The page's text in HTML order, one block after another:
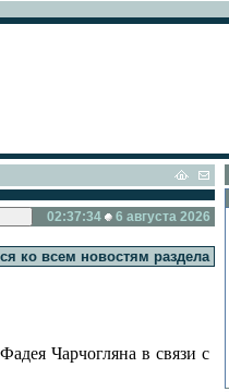
02:37:35 6 августа 2026
ко всем новостям раздела
Чарчогляна в связи с